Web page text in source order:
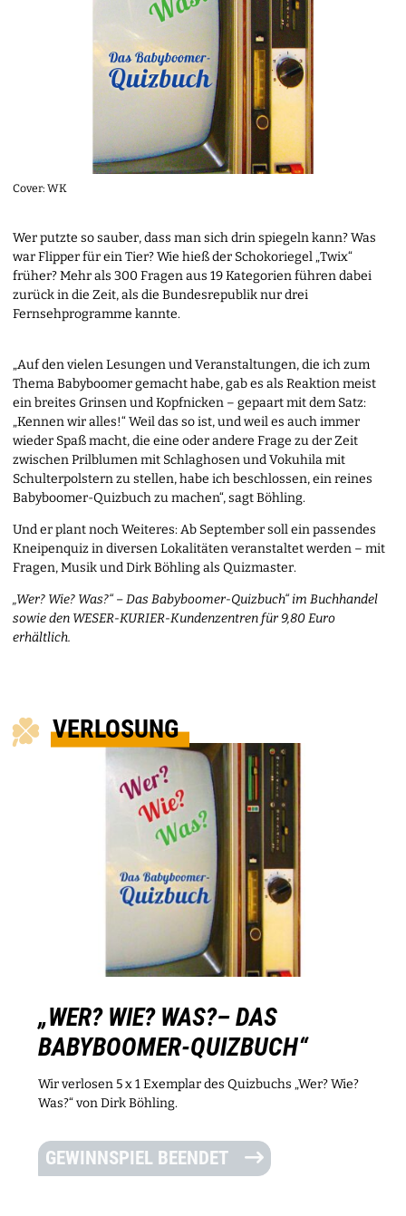
Cover: WK
Wer putzte so sauber, dass man sich drin spiegeln kann? Was
war Flipper für ein Tier? Wie hieß der Schokoriegel „Twix“
früher? Mehr als 300 Fragen aus 19 Kategorien führen dabei
zurück in die Zeit, als die Bundesrepublik nur drei
Fernsehprogramme kannte.
„Auf den vielen Lesungen und Veranstaltungen, die ich zum
Thema Babyboomer gemacht habe, gab es als Reaktion meist
ein breites Grinsen und Kopfnicken – gepaart mit dem Satz:
„Kennen wir alles!“ Weil das so ist, und weil es auch immer
wieder Spaß macht, die eine oder andere Frage zu der Zeit
zwischen Prilblumen mit Schlaghosen und Vokuhila mit
Schulterpolstern zu stellen, habe ich beschlossen, ein reines
Babyboomer-Quizbuch zu machen“, sagt Böhling.
Und er plant noch Weiteres: Ab September soll ein passendes
Kneipenquiz in diversen Lokalitäten veranstaltet werden – mit
Fragen, Musik und Dirk Böhling als Quizmaster.
„Wer? Wie? Was?“ – Das Babyboomer-Quizbuch“ im Buchhandel
sowie den WESER-KURIER-Kundenzentren für 9,80 Euro
erhältlich.
VERLOSUNG
„WER? WIE? WAS?– DAS
BABYBOOMER-QUIZBUCH“
Wir verlosen 5 x 1 Exemplar des Quizbuchs „Wer? Wie?
Was?“ von Dirk Böhling.
GEWINNSPIEL BEENDET